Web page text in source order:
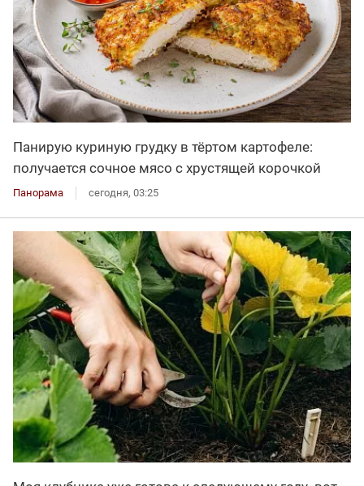
Панирую куриную грудку в тёртом картофеле:
получается сочное мясо с хрустящей корочкой
Панорама сегодня, 03:25